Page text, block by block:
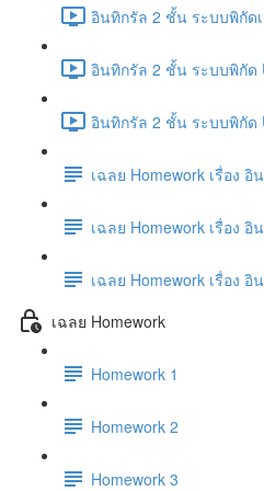
อินทิกรัล 2 ชั้น ระบบพิกัด
อินทิกรัล 2 ชั้น ระบบพิกัด
อินทิกรัล 2 ชั้น ระบบพิกัด
เฉลย Homework เรื่อง
เฉลย Homework เรื่อง
เฉลย Homework เรื่อง
เฉลย Homework
Homework 1
Homework 2
Homework 3